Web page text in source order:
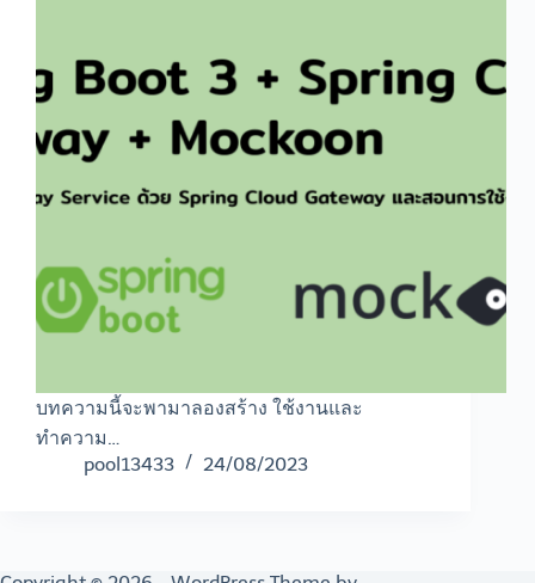
บทความนี้จะพามาลองสร้าง ใช้งานและ
ทำความ…
pool13433
24/08/2023